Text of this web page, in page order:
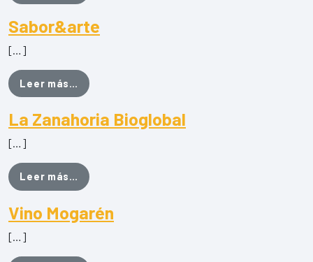
Sabor&arte
[…]
Leer más… from Sabor&arte
La Zanahoria Bioglobal
[…]
Leer más… from La Zanahoria Bioglobal
Vino Mogarén
[…]